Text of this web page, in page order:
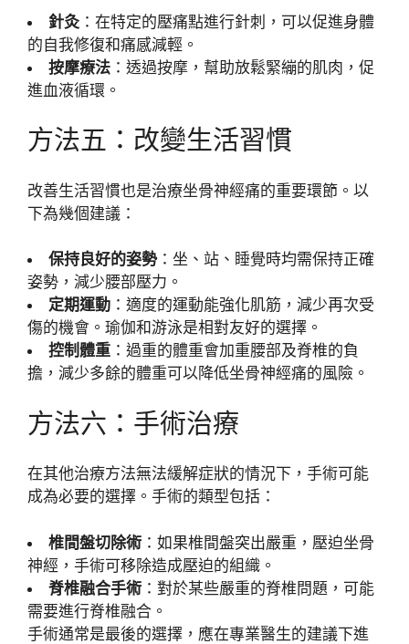
針灸 ：在特定的壓痛點進行針刺，可以促進身體
的自我修復和痛感減輕。
按摩療法 ：透過按摩，幫助放鬆緊繃的肌肉，促
進血液循環。
方法五：改變生活習慣
改善生活習慣也是治療坐骨神經痛的重要環節。以
下為幾個建議：
保持良好的姿勢：坐、站、睡覺時均需保持正確
姿勢，減少腰部壓力。
定期運動 ：適度的運動能強化肌筋，減少再次受
傷的機會。瑜伽和游泳是相對友好的選擇。
控制體重 ：過重的體重會加重腰部及脊椎的負
擔，減少多餘的體重可以降低坐骨神經痛的風險。
方法六：手術治療
在其他治療方法無法緩解症狀的情況下，手術可能
成為必要的選擇。手術的類型包括：
椎間盤切除術 ：如果椎間盤突出嚴重，壓迫坐骨
神經，手術可移除造成壓迫的組織。
脊椎融合手術 ：對於某些嚴重的脊椎問題，可能
需要進行脊椎融合。
手術通常是最後的選擇，應在專業醫生的建議下進